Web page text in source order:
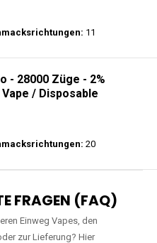
11
- 28000 Züge - 2%
/ Disposable
20
FRAGEN (FAQ)
Einweg Vapes, den
zur Lieferung? Hier